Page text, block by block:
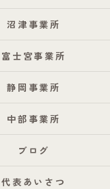
沼津事業所
富士宮事業所
静岡事業所
中部事業所
ブログ
代表あいさつ